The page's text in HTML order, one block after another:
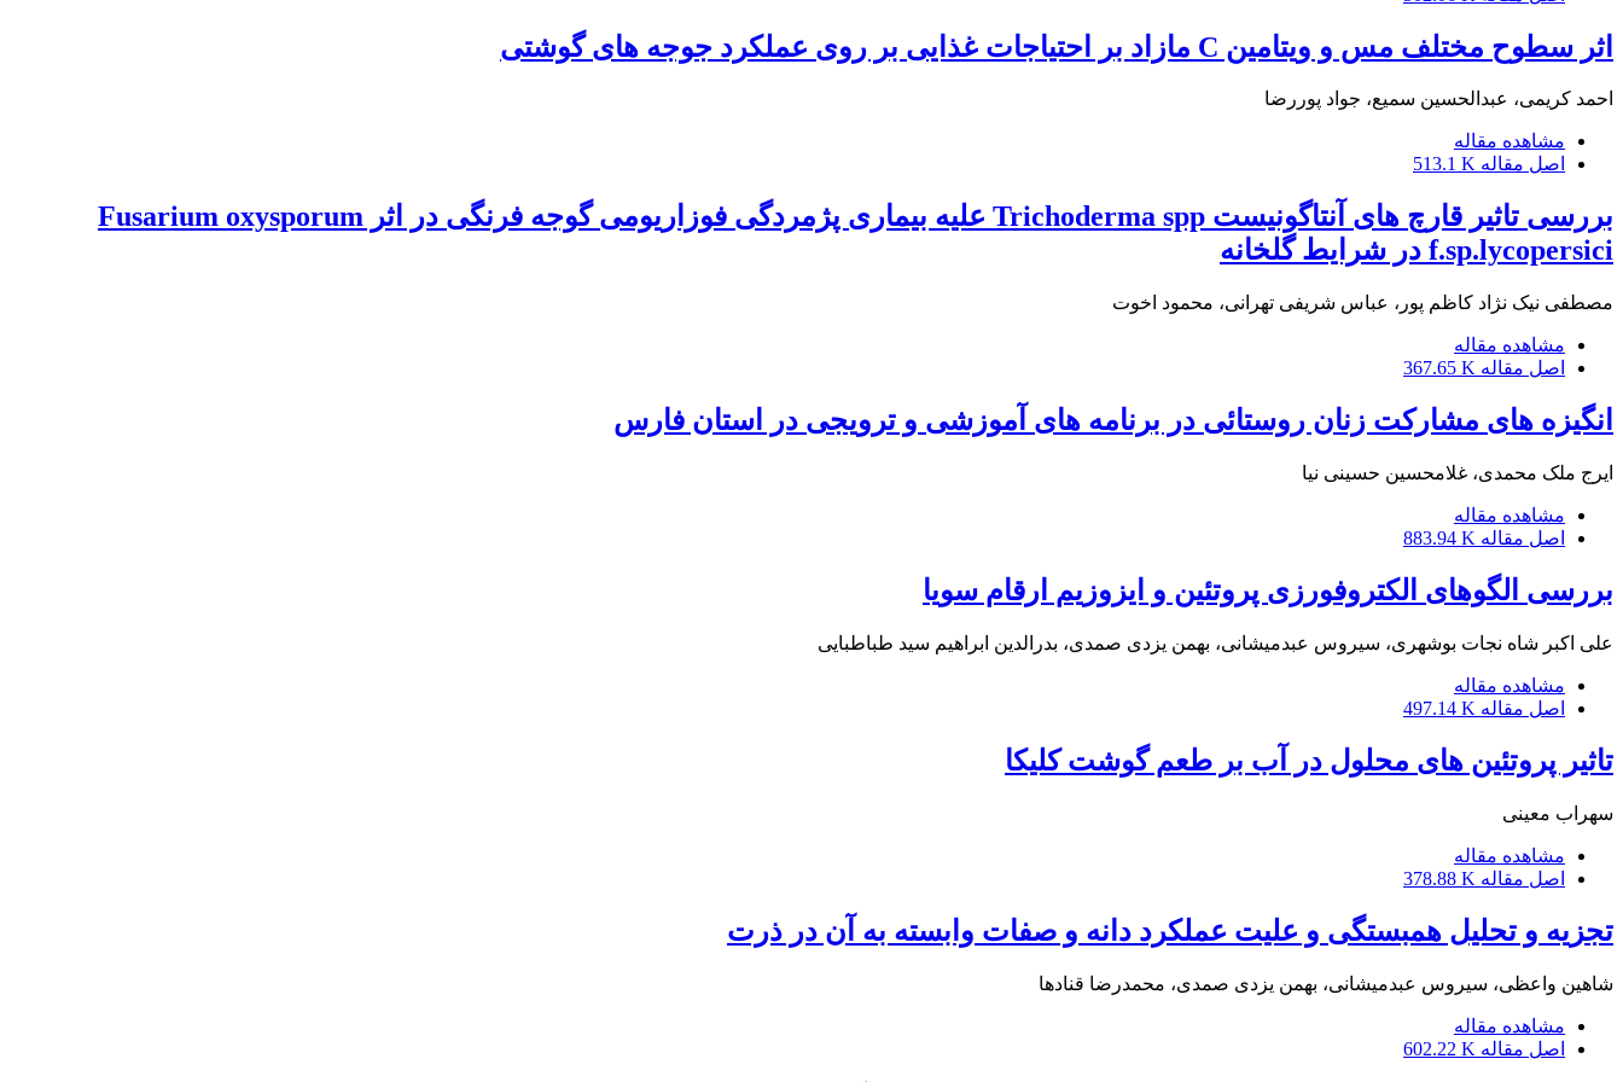
اثر سطوح مختلف مس و ویتامین C مازاد بر احتیاجات غذایی بر روی عملکرد جوجه های گوشتی
احمد کریمی، عبدالحسین سمیع، جواد پوررضا
مشاهده مقاله
اصل مقاله 513.1 K
بررسی تاثیر قارچ های آنتاگونیست Trichoderma spp علیه بیماری پژمردگی فوزاریومی گوجه فرنگی در اثر Fusarium oxysporum
f.sp.lycopersici در شرایط گلخانه
مصطفی نیک نژاد کاظم پور، عباس شریفی تهرانی، محمود اخوت
مشاهده مقاله
اصل مقاله 367.65 K
انگیزه های مشارکت زنان روستائی در برنامه های آموزشی و ترویجی در استان فارس
ایرج ملک محمدی، غلامحسین حسینی نیا
مشاهده مقاله
اصل مقاله 883.94 K
بررسی الگوهای الکتروفورزی پروتئین و ایزوزیم ارقام سویا
علی اکبر شاه نجات بوشهری، سیروس عبدمیشانی، بهمن یزدی صمدی، بدرالدین ابراهیم سید طباطبایی
مشاهده مقاله
اصل مقاله 497.14 K
تاثیر پروتئین های محلول در آب بر طعم گوشت کلیکا
سهراب معینی
مشاهده مقاله
اصل مقاله 378.88 K
تجزیه و تحلیل همبستگی و علیت عملکرد دانه و صفات وابسته به آن در ذرت
شاهین واعظی، سیروس عبدمیشانی، بهمن یزدی صمدی، محمدرضا قنادها
مشاهده مقاله
اصل مقاله 602.22 K